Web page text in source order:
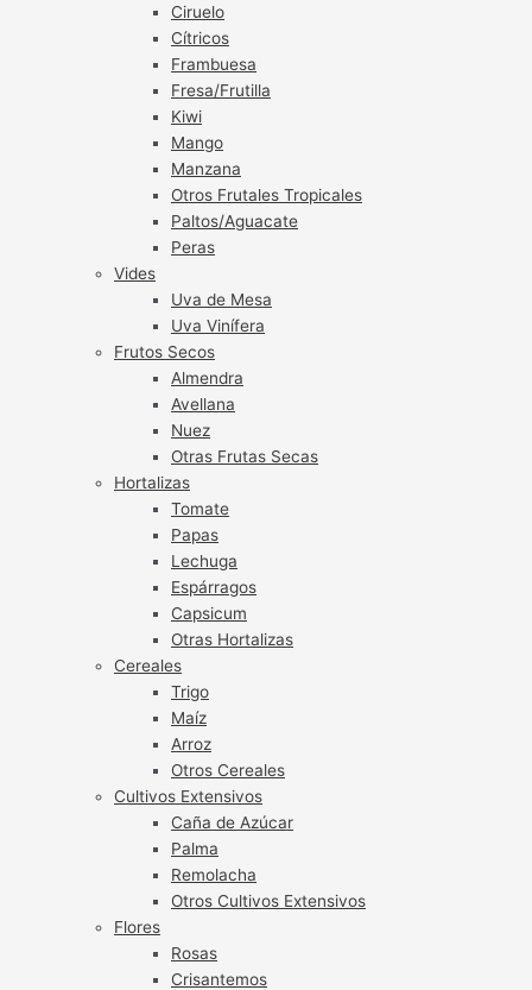
Ciruelo
Cítricos
Frambuesa
Fresa/Frutilla
Kiwi
Mango
Manzana
Otros Frutales Tropicales
Paltos/Aguacate
Peras
Vides
Uva de Mesa
Uva Vinífera
Frutos Secos
Almendra
Avellana
Nuez
Otras Frutas Secas
Hortalizas
Tomate
Papas
Lechuga
Espárragos
Capsicum
Otras Hortalizas
Cereales
Trigo
Maíz
Arroz
Otros Cereales
Cultivos Extensivos
Caña de Azúcar
Palma
Remolacha
Otros Cultivos Extensivos
Flores
Rosas
Crisantemos